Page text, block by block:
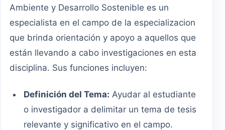
Ambiente y Desarrollo Sostenible es un
especialista en el campo de la especializacion
que brinda orientación y apoyo a aquellos que
están llevando a cabo investigaciones en esta
disciplina. Sus funciones incluyen:
Definición del Tema: Ayudar al estudiante
o investigador a delimitar un tema de tesis
relevante y significativo en el campo.